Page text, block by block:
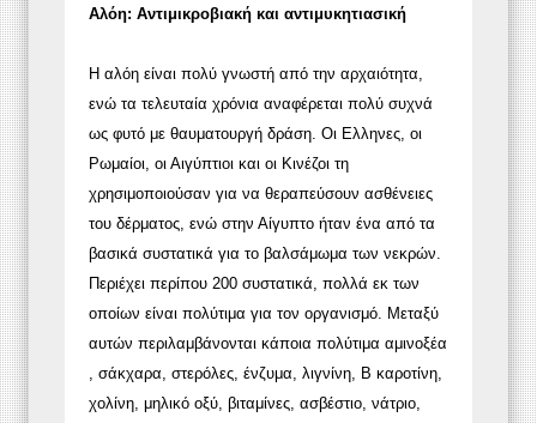
Αλόη: Αντιμικροβιακή και αντιμυκητιασική
Η αλόη είναι πολύ γνωστή από την αρχαιότητα,
ενώ τα τελευταία χρόνια αναφέρεται πολύ συχνά
ως φυτό με θαυματουργή δράση. Οι Ελληνες, οι
Ρωμαίοι, οι Αιγύπτιοι και οι Κινέζοι τη
χρησιμοποιούσαν για να θεραπεύσουν ασθένειες
του δέρματος, ενώ στην Αίγυπτο ήταν ένα από τα
βασικά συστατικά για το βαλσάμωμα των νεκρών.
Περιέχει περίπου 200 συστατικά, πολλά εκ των
οποίων είναι πολύτιμα για τον οργανισμό. Μεταξύ
αυτών περιλαμβάνονται κάποια πολύτιμα αμινοξέα
, σάκχαρα, στερόλες, ένζυμα, λιγνίνη, Β καροτίνη,
χολίνη, μηλικό οξύ, βιταμίνες, ασβέστιο, νάτριο,